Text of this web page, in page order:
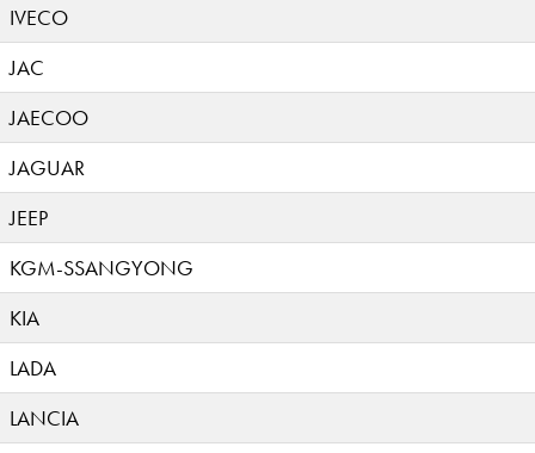
IVECO
JAC
JAECOO
JAGUAR
JEEP
KGM-SSANGYONG
KIA
LADA
LANCIA